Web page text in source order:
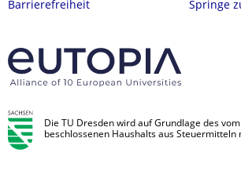
Barrierefreiheit
Springe
Die TU Dresden wird auf Grundlage des
beschlossenen Haushalts aus Steuermitteln